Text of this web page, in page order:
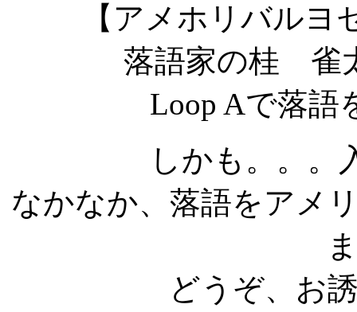
【アメホリバル
落語家の桂 雀
Loop Aで落語
しかも。。。
なかなか、落語をアメ
どうぞ、お